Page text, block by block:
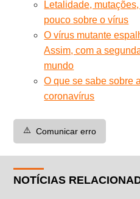
Letalidade,
pouco sobre o vírus
O vírus mutante
Assim, com a
mundo
O que se sabe sobre
coronavírus
⚠️ Comunicar erro
NOTÍCIAS